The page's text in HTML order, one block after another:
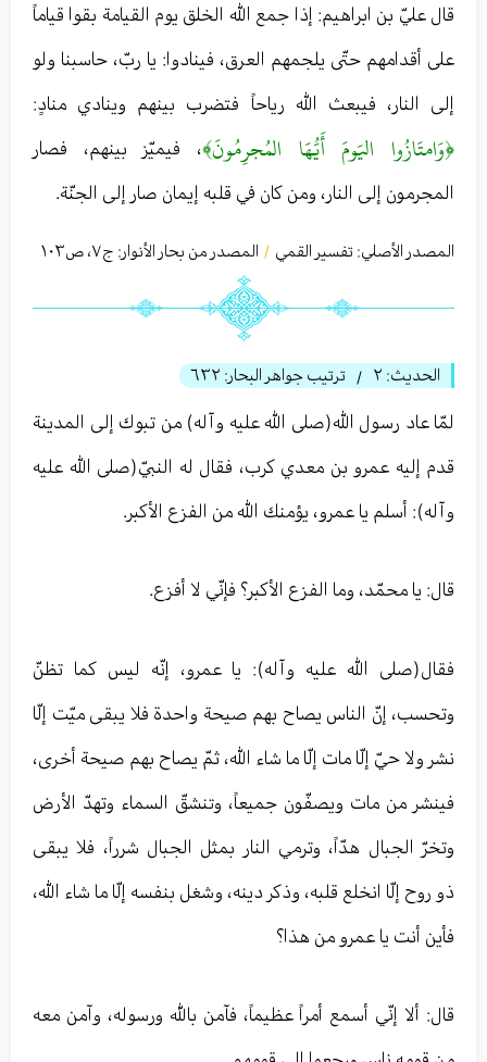
قال عليّ بن ابراهیم: إذا جمع الله الخلق يوم القيامة بقوا قياماً
على أقدامهم حتّى يلجمهم العرق، فينادوا: يا ربّ، حاسبنا ولو
إلى‏ النار، فيبعث الله رياحاً فتضرب بينهم وينادي منادٍ:
﴿وَامتَازُوا اليَومَ أَيُّهَا المُجرِمُونَ﴾، فيميّز بينهم، فصار
المجرمون إلى النار، ومن كان في قلبه إيمان صار إلى الجنّة.
المصدر الأصلي: تفسير القمي / المصدر من بحار الأنوار: ج٧، ص١٠٣
الحديث: ٢ / ترتيب جواهر البحار: ٦٣٢
لمّا عاد رسول الله(صلى الله عليه وآله) من تبوك إلى المدينة
قدم إليه عمرو بن معدي كرب، فقال له النبيّ(صلى الله عليه
وآله): أسلم يا عمرو، يؤمنك الله من الفزع الأكبر.
قال: يا محمّد، وما الفزع الأكبر؟ فإنّي لا أفزع.
فقال(صلى الله عليه وآله): يا عمرو، إنّه ليس كما تظنّ
وتحسب، إنّ الناس يصاح بهم صيحة واحدة فلا يبقى ميّت إلّا
نشر ولا حيّ إلّا مات إلّا ما شاء الله، ثمّ يصاح بهم صيحة أخرى،
فينشر من مات ويصفّون جميعاً، وتنشقّ السماء وتهدّ الأرض
وتخرّ الجبال هدّاً، وترمي النار بمثل الجبال شرراً، فلا يبقى
ذو روح إلّا انخلع قلبه، وذكر دينه، وشغل بنفسه إلّا ما شاء الله،
فأين أنت يا عمرو من هذا؟
قال: ألا إنّي أسمع أمراً عظيماً، فآمن بالله ورسوله، وآمن معه